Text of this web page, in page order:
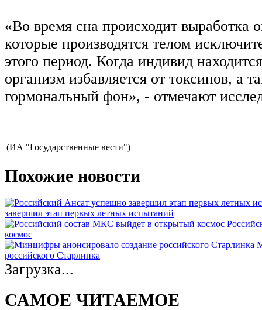
«Во время сна происходит выработка
которые производятся телом
этого период. Когда индивид
организм избавляется от токсинов, а
гормональный фон», - отмечают
(ИА "Государственные вести")
Похожие новости
завершил этап первых летных испытаний
космос
российского Старлинка
Загрузка...
САМОЕ ЧИТАЕМОЕ